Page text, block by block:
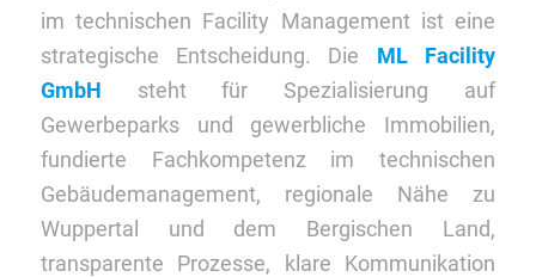
im technischen Facility Management ist eine
strategische Entscheidung. Die ML Facility
GmbH steht für Spezialisierung auf
Gewerbeparks und gewerbliche Immobilien,
fundierte Fachkompetenz im technischen
Gebäudemanagement, regionale Nähe zu
Wuppertal und dem Bergischen Land,
transparente Prozesse, klare Kommunikation